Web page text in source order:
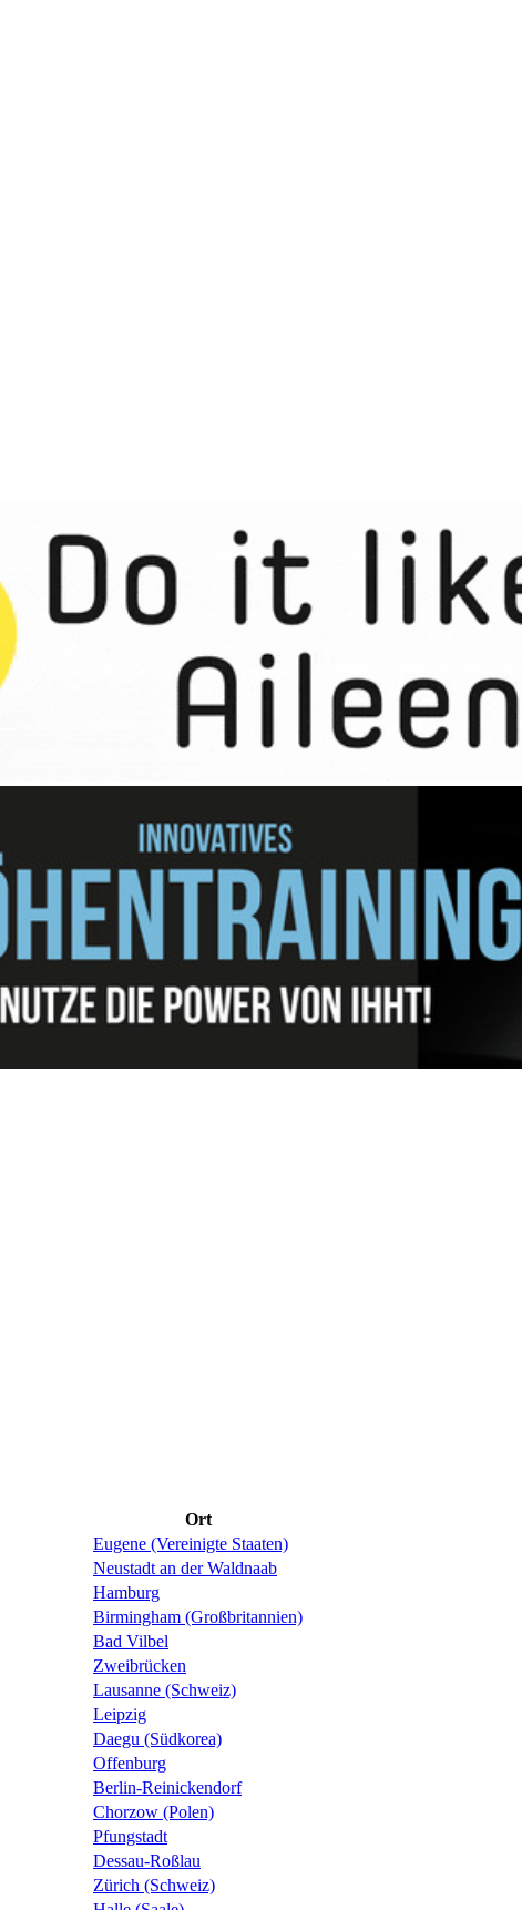
Ort
Eugene (Vereinigte Staaten)
Neustadt an der Waldnaab
Hamburg
Birmingham (Großbritannien)
Bad Vilbel
Zweibrücken
Lausanne (Schweiz)
Leipzig
Daegu (Südkorea)
Offenburg
Berlin-Reinickendorf
Chorzow (Polen)
Pfungstadt
Dessau-Roßlau
Zürich (Schweiz)